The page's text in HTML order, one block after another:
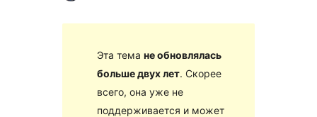
Эта тема не обновлялась
больше двух лет. Скорее
всего, она уже не
поддерживается и может